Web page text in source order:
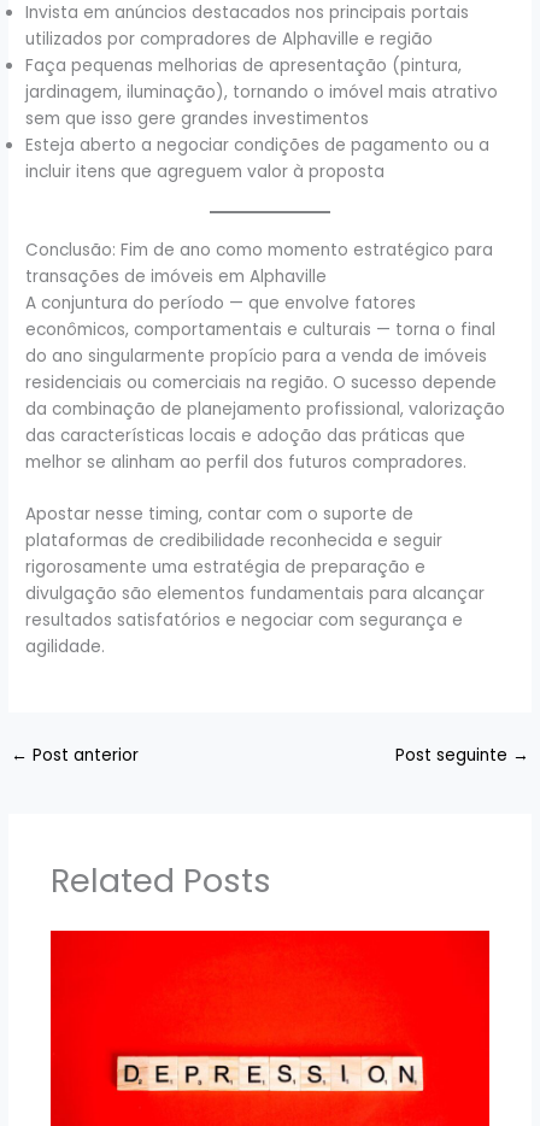
Invista em anúncios destacados nos principais portais
utilizados por compradores de Alphaville e região
Faça pequenas melhorias de apresentação (pintura,
jardinagem, iluminação), tornando o imóvel mais atrativo
sem que isso gere grandes investimentos
Esteja aberto a negociar condições de pagamento ou a
incluir itens que agreguem valor à proposta
Conclusão: Fim de ano como momento estratégico para
transações de imóveis em Alphaville
A conjuntura do período — que envolve fatores
econômicos, comportamentais e culturais — torna o final
do ano singularmente propício para a venda de imóveis
residenciais ou comerciais na região. O sucesso depende
da combinação de planejamento profissional, valorização
das características locais e adoção das práticas que
melhor se alinham ao perfil dos futuros compradores.
Apostar nesse timing, contar com o suporte de
plataformas de credibilidade reconhecida e seguir
rigorosamente uma estratégia de preparação e
divulgação são elementos fundamentais para alcançar
resultados satisfatórios e negociar com segurança e
agilidade.
← Post anterior Post seguinte →
Related Posts